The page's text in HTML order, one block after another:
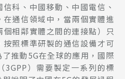
科、中國移動、中國電信、
通信領域中，當兩個實體進
相鄰實體之間的連接點）只
照標準研製的通信設備才可
推動5G在全球的應用，國際
3GPP）需要製定一系列的標